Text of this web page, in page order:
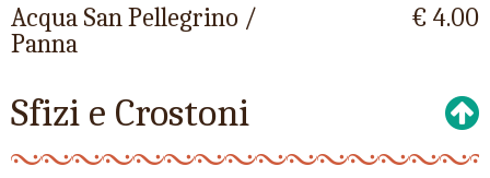
Acqua San Pellegrino /
Panna
€ 4.00
Sfizi e Crostoni